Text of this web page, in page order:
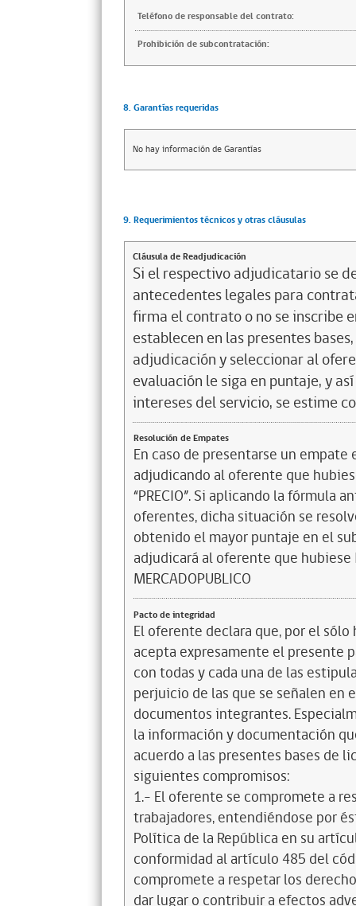
Teléfono de responsable del contrato:
Prohibición de subcontratación:
8. Garantías requeridas
No hay información de Garantías
9. Requerimientos técnicos y otras cláusulas
Cláusula de Readjudicación
Si el respectivo adjudicatario se
antecedentes legales para
firma el contrato o no se inscribe
establecen en las presentes
adjudicación y seleccionar al
evaluación le siga en puntaje, y
intereses del servicio, se estime
Resolución de Empates
En caso de presentarse un
adjudicando al oferente que
“PRECIO”. Si aplicando la fórmula
oferentes, dicha situación se
obtenido el mayor puntaje en el
adjudicará al oferente que hubiese
MERCADOPUBLICO
Pacto de integridad
El oferente declara que, por el
acepta expresamente el presente
con todas y cada una de las
perjuicio de las que se señalen en
documentos integrantes.
la información y documentación
acuerdo a las presentes bases de
siguientes compromisos:
1.- El oferente se compromete a
trabajadores, entendiéndose por
Política de la República en su
conformidad al artículo 485 del
compromete a respetar los
dar lugar o contribuir a efectos